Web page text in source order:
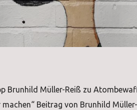
Brunhild Müller-Reiß zu
Beitrag von Brunhild